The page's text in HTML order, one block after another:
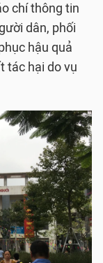
chí thông tin
dân, phối
hậu quả
tác hại do vụ